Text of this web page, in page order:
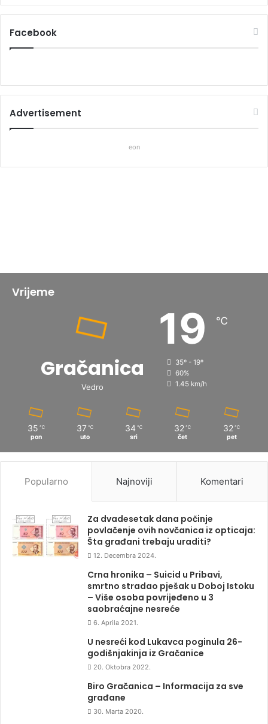
Facebook
Advertisement
eon
Vrijeme
Gračanica
Vedro
19 ℃
35º - 19º
60%
1.45 km/h
35 ℃
pon
37 ℃
uto
34 ℃
sri
32 ℃
čet
32 ℃
pet
Popularno Najnoviji Komentari
Za dvadesetak dana počinje
povlačenje ovih novčanica iz opticaja:
Šta građani trebaju uraditi?
12. Decembra 2024.
Crna hronika – Suicid u Pribavi,
smrtno stradao pješak u Doboj Istoku
– Više osoba povrijeđeno u 3
saobraćajne nesreće
6. Aprila 2021.
U nesreći kod Lukavca poginula 26-
godišnjakinja iz Gračanice
20. Oktobra 2022.
Biro Gračanica – Informacija za sve
građane
30. Marta 2020.